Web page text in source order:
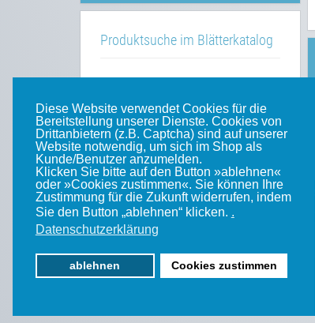
Diese Website verwendet Cookies für die
Bereitstellung unserer Dienste. Cookies von
Drittanbietern (z.B. Captcha) sind auf unserer
Website notwendig, um sich im Shop als
Kunde/Benutzer anzumelden.
Klicken Sie bitte auf den Button »ablehnen«
oder »Cookies zustimmen«. Sie können Ihre
Zustimmung für die Zukunft widerrufen, indem
Sie den Button „ablehnen“ klicken. .
Datenschutzerklärung
ablehnen Cookies zustimmen
Produktsuche im Blätterkatalog
Unsere weiteren Websites
Weinert-Blog
mein Gleis